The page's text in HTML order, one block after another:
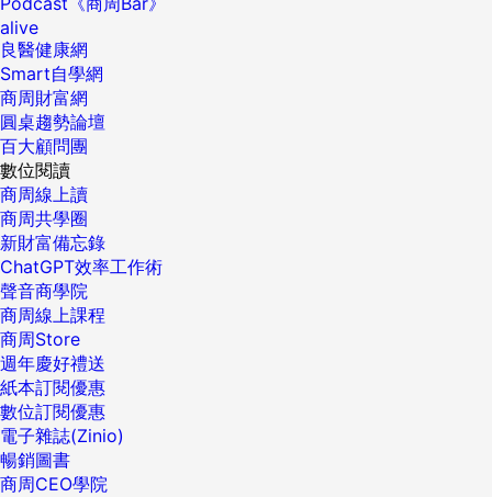
alive
良醫健康網
Smart自學網
商周財富網
圓桌趨勢論壇
百大顧問團
數位閱讀
商周線上讀
商周共學圈
新財富備忘錄
ChatGPT效率工作術
聲音商學院
商周線上課程
商周Store
週年慶好禮送
紙本訂閱優惠
數位訂閱優惠
電子雜誌(Zinio)
暢銷圖書
商周CEO學院